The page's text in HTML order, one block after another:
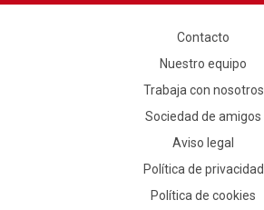
Contacto
Nuestro equipo
Trabaja con nosotros
Sociedad de amigos
Aviso legal
Política de privacidad
Política de cookies